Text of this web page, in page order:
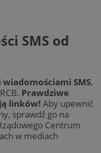
SMS od
wiadomościami SMS,
Prawdziwe
linków! Aby upewnić
sprawdź go na
Centrum
w mediach